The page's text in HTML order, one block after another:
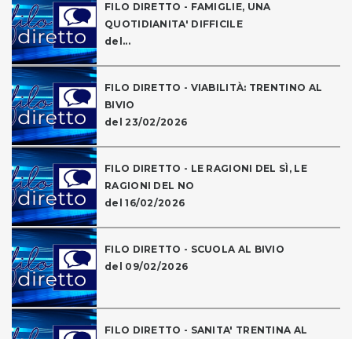
FILO DIRETTO - FAMIGLIE, UNA
QUOTIDIANITA' DIFFICILE
del...
FILO DIRETTO - VIABILITÀ: TRENTINO AL
BIVIO
del 23/02/2026
FILO DIRETTO - LE RAGIONI DEL SÌ, LE
RAGIONI DEL NO
del 16/02/2026
FILO DIRETTO - SCUOLA AL BIVIO
del 09/02/2026
FILO DIRETTO - SANITA' TRENTINA AL